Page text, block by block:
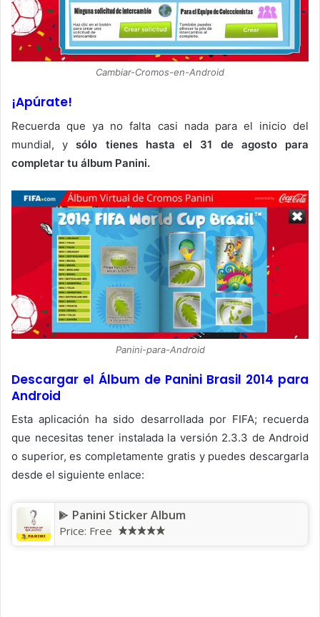
Cambiar-Cromos-en-Android
¡Apúrate!
Recuerda que ya no falta casi nada para el inicio del
mundial, ysólo tienes hasta el 31 de agosto para
completar tu álbum Panini.
Panini-para-Android
Descargar el Álbum de Panini Brasil 2014 para
Android
Esta aplicación ha sido desarrollada por FIFA; recuerda
que necesitas tener instalada la versión 2.3.3 de Android
o superior, es completamente gratis y puedes descargarla
desde el siguiente enlace:
Panini Sticker Album
Price: Free